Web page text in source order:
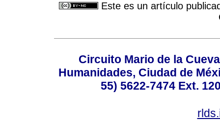
Este es un artículo
Circuito Mario de la
Humanidades, Ciudad de
55) 5622-7474 Ext.